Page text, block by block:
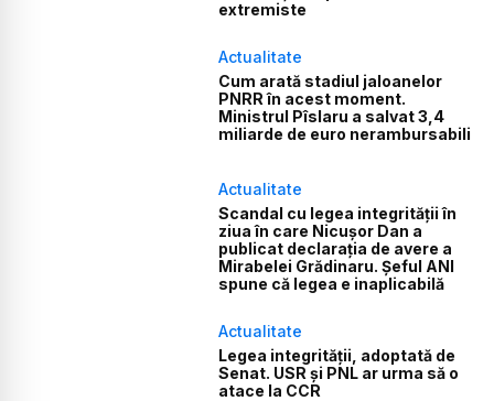
extremiste
Actualitate
Cum arată stadiul jaloanelor
PNRR în acest moment.
Ministrul Pîslaru a salvat 3,4
miliarde de euro nerambursabili
Actualitate
Scandal cu legea integrității în
ziua în care Nicușor Dan a
publicat declarația de avere a
Mirabelei Grădinaru. Șeful ANI
spune că legea e inaplicabilă
Actualitate
Legea integrității, adoptată de
Senat. USR și PNL ar urma să o
atace la CCR